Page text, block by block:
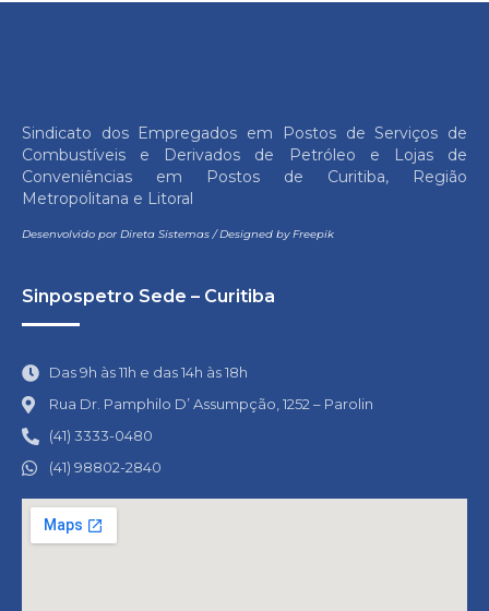
Sindicato dos Empregados em Postos de Serviços de
Combustíveis e Derivados de Petróleo e Lojas de
Conveniências em Postos de Curitiba, Região
Metropolitana e Litoral
Desenvolvido por Direta Sistemas/Designed by Freepik
Sinpospetro Sede – Curitiba
Das 9h às 11h e das 14h às 18h
Rua Dr. Pamphilo D’ Assumpção, 1252 – Parolin
(41) 3333-0480
(41) 98802-2840